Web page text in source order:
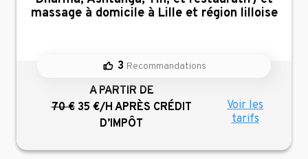
massage à domicile à Lille et région lilloise
3 Recommandations
A PARTIR DE
70 €35 €/H APRÈS CRÉDIT
D’IMPÔT
Voir les
tarifs